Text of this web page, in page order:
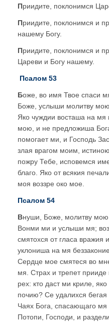
Приидите, поклонимся
Приидите, поклонимся и
нашему Богу.
Приидите, поклонимся и
Цареви и Богу нашему.
Псалом 53
Боже, во имя Твое спаси
Боже, услыши молитву
Яко чуждии восташа на
мою, и не предложиша
помогает ми, и Господь
злая врагом моим,
пожру Тебе, исповемся
благо. Яко от всякия
моя воззре око мое.
Псалом 54
Внуши, Боже, молитву мою
Вонми ми и услыши мя;
смятохся от гласа вражия
уклониша на мя
Сердце мое смятеся во
мя. Страх и трепет
рех: кто даст ми криле,
почию? Се удалихся бегая
Чаях Бога, спасающаго мя
Потопи, Господи, и